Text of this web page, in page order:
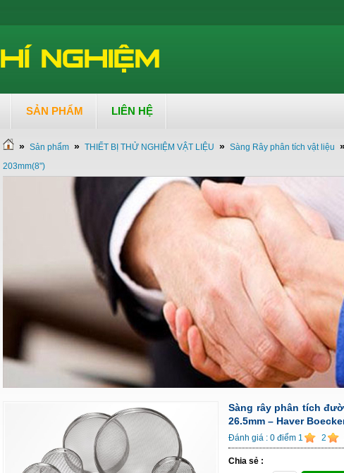
SẢN PHẨM LIÊN HỆ
» Sản phẩm » THIẾT BỊ THỬ NGHIỆM VẬT LIỆU » Sàng Rây phân tích vật liệu
203mm(8")
Sàng rây phân tích
26.5mm – Haver
Đánh giá : 0 điểm 1 2
Chia sẻ :